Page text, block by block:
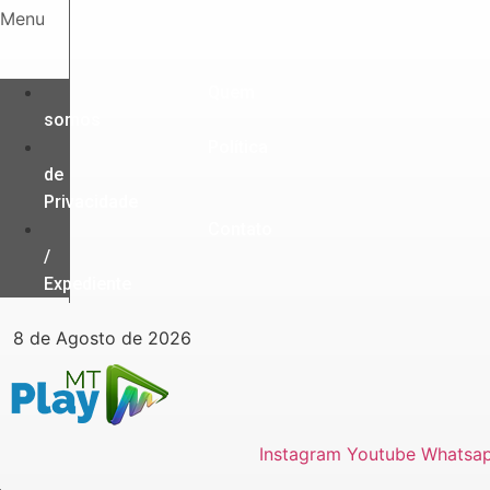
Ir
conteúdo
Menu
somos
de
Privacidade
/
Expediente
8 de Agosto de 2026
Instagram Youtube